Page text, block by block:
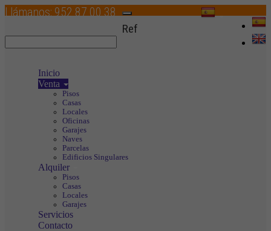
Llámanos:952 87 00 38
Toggle
navigation
Inicio
Venta
Pisos
Casas
Locales
Oficinas
Garajes
Naves
Parcelas
Edificios Singulares
Alquiler
Pisos
Casas
Locales
Garajes
Servicios
Contacto
Ref